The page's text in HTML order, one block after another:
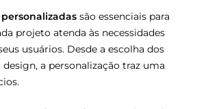
são essenciais para
projeto atenda às necessidades
usuários. Desde a escolha dos
a personalização traz uma